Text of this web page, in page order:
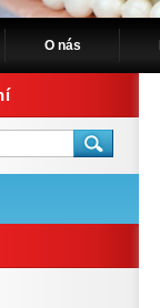
O nás